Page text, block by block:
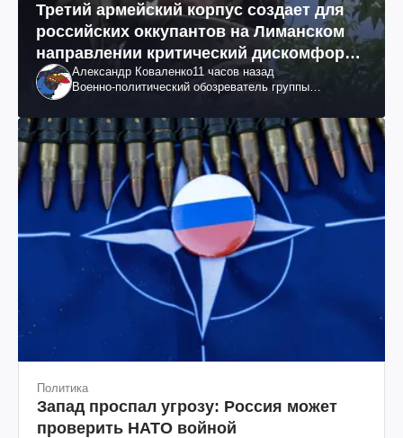
Третий армейский корпус создает для
российских оккупантов на Лиманском
направлении критический дискомфорт:
как это удалось
Александр Коваленко11 часов назад
Военно-политический обозреватель группы
Политика
Запад проспал угрозу: Россия может
проверить НАТО войной